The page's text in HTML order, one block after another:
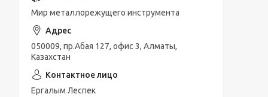
Мир металлорежущего инструмента
050009, пр.Абая 127, офис 3, Алматы,
Казахстан
Ергалым Леспек